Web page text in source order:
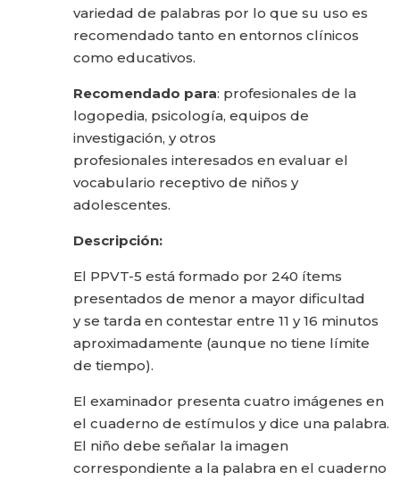
variedad de palabras por lo que su uso es
recomendado tanto en entornos clínicos
como educativos.
Recomendado para: profesionales de la
logopedia, psicología, equipos de
investigación, y otros
profesionales interesados en evaluar el
vocabulario receptivo de niños y
adolescentes.
Descripción:
El PPVT-5 está formado por 240 ítems
presentados de menor a mayor dificultad
y se tarda en contestar entre 11 y 16 minutos
aproximadamente (aunque no tiene límite
de tiempo).
El examinador presenta cuatro imágenes en
el cuaderno de estímulos y dice una palabra.
El niño debe señalar la imagen
correspondiente a la palabra en el cuaderno